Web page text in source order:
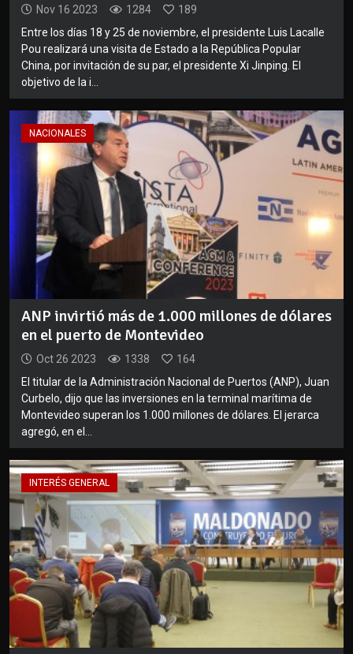
Nov 16 2023 1284
189
Entre los días 18 y 25 de noviembre, el presidente Luis Lacalle
Pou realizará una visita de Estado a la República Popular
China, por invitación de su par, el presidente Xi Jinping. El
objetivo de la i...
NACIONALES
ANP invirtió más de 1.000 millones de dólares
en el puerto de Montevideo
Oct 26 2023 1338
164
El titular de la Administración Nacional de Puertos (ANP), Juan
Curbelo, dijo que las inversiones en la terminal marítima de
Montevideo superan los 1.000 millones de dólares. El jerarca
agregó, en el...
INTERÉS GENERAL